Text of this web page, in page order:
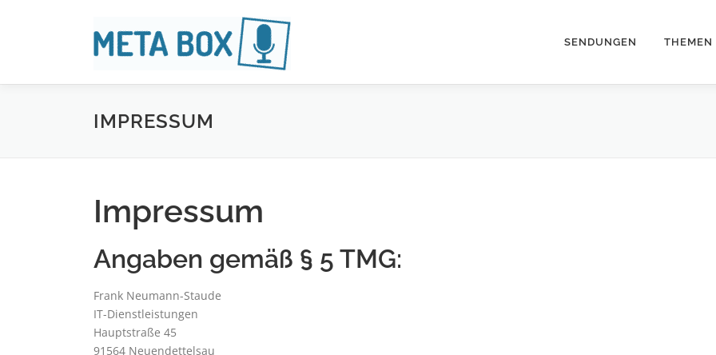
SENDUNGEN THEMEN
IMPRESSUM
Impressum
Angaben gemäß § 5 TMG:
Frank Neumann-Staude
IT-Dienstleistungen
Hauptstraße 45
91564 Neuendettelsau